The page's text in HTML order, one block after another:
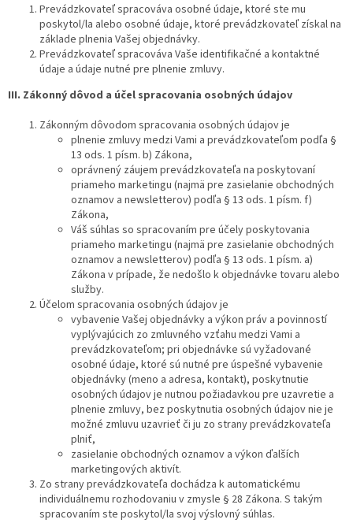
Prevádzkovateľ spracováva osobné údaje, ktoré ste mu
poskytol/la alebo osobné údaje, ktoré prevádzkovateľ získal na
základe plnenia Vašej objednávky.
Prevádzkovateľ spracováva Vaše identifikačné a kontaktné
údaje a údaje nutné pre plnenie zmluvy.
III. Zákonný dôvod a účel spracovania osobných údajov
Zákonným dôvodom spracovania osobných údajov je
plnenie zmluvy medzi Vami a prevádzkovateľom podľa §
13 ods. 1 písm. b) Zákona,
oprávnený záujem prevádzkovateľa na poskytovaní
priameho marketingu (najmä pre zasielanie obchodných
oznamov a newsletterov) podľa § 13 ods. 1 písm. f)
Zákona,
Váš súhlas so spracovaním pre účely poskytovania
priameho marketingu (najmä pre zasielanie obchodných
oznamov a newsletterov) podľa § 13 ods. 1 písm. a)
Zákona v prípade, že nedošlo k objednávke tovaru alebo
služby.
Účelom spracovania osobných údajov je
vybavenie Vašej objednávky a výkon práv a povinností
vyplývajúcich zo zmluvného vzťahu medzi Vami a
prevádzkovateľom; pri objednávke sú vyžadované
osobné údaje, ktoré sú nutné pre úspešné vybavenie
objednávky (meno a adresa, kontakt), poskytnutie
osobných údajov je nutnou požiadavkou pre uzavretie a
plnenie zmluvy, bez poskytnutia osobných údajov nie je
možné zmluvu uzavrieť či ju zo strany prevádzkovateľa
plniť,
zasielanie obchodných oznamov a výkon ďalších
marketingových aktivít.
Zo strany prevádzkovateľa dochádza k automatickému
individuálnemu rozhodovaniu v zmysle § 28 Zákona. S takým
spracovaním ste poskytol/la svoj výslovný súhlas.